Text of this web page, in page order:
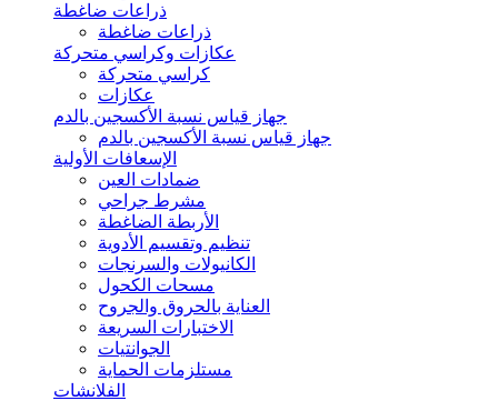
ذراعات ضاغطة
ذراعات ضاغطة
عكازات وكراسي متحركة
كراسي متحركة
عكازات
جهاز قياس نسبة الأكسجين بالدم
جهاز قياس نسبة الأكسجين بالدم
الإسعافات الأولية
ضمادات العين
مشرط جراحي
الأربطة الضاغطة
تنظيم وتقسيم الأدوية
الكانيولات والسرنجات
مسحات الكحول
العناية بالحروق والجروح
الاختبارات السريعة
الجوانتيات
مستلزمات الحماية
الفلانشات